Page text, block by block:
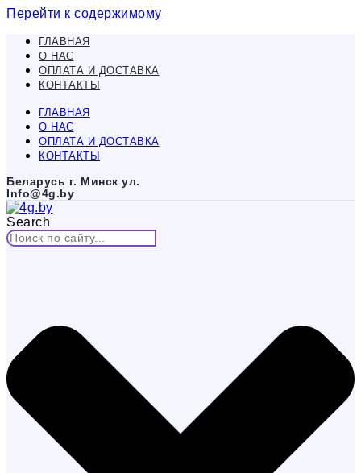
Перейти к содержимому
ГЛАВНАЯ
О НАС
ОПЛАТА И ДОСТАВКА
КОНТАКТЫ
ГЛАВНАЯ
О НАС
ОПЛАТА И ДОСТАВКА
КОНТАКТЫ
Беларусь г. Минск ул.
Info@4g.by
Search